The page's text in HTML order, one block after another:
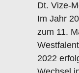
Dt. Vize-
Im Jahr
zum 11.
2022